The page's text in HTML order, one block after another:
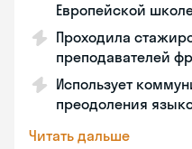
Европейской
Проходила
преподавателей
Использует
преодоления
Читать дальше